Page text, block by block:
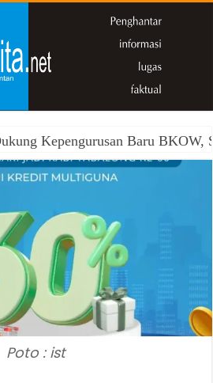
Kepengurusan Baru BKOW,
Poto : ist